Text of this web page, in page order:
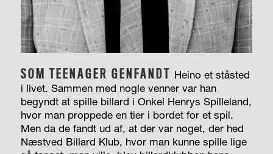
SOM TEENAGER GENFANDT Heino et ståsted
i livet. Sammen med nogle venner var han
begyndt at spille billard i Onkel Henrys Spilleland,
hvor man proppede en tier i bordet for et spil.
Men da de fandt ud af, at der var noget, der hed
Næstved Billard Klub, hvor man kunne spille lige